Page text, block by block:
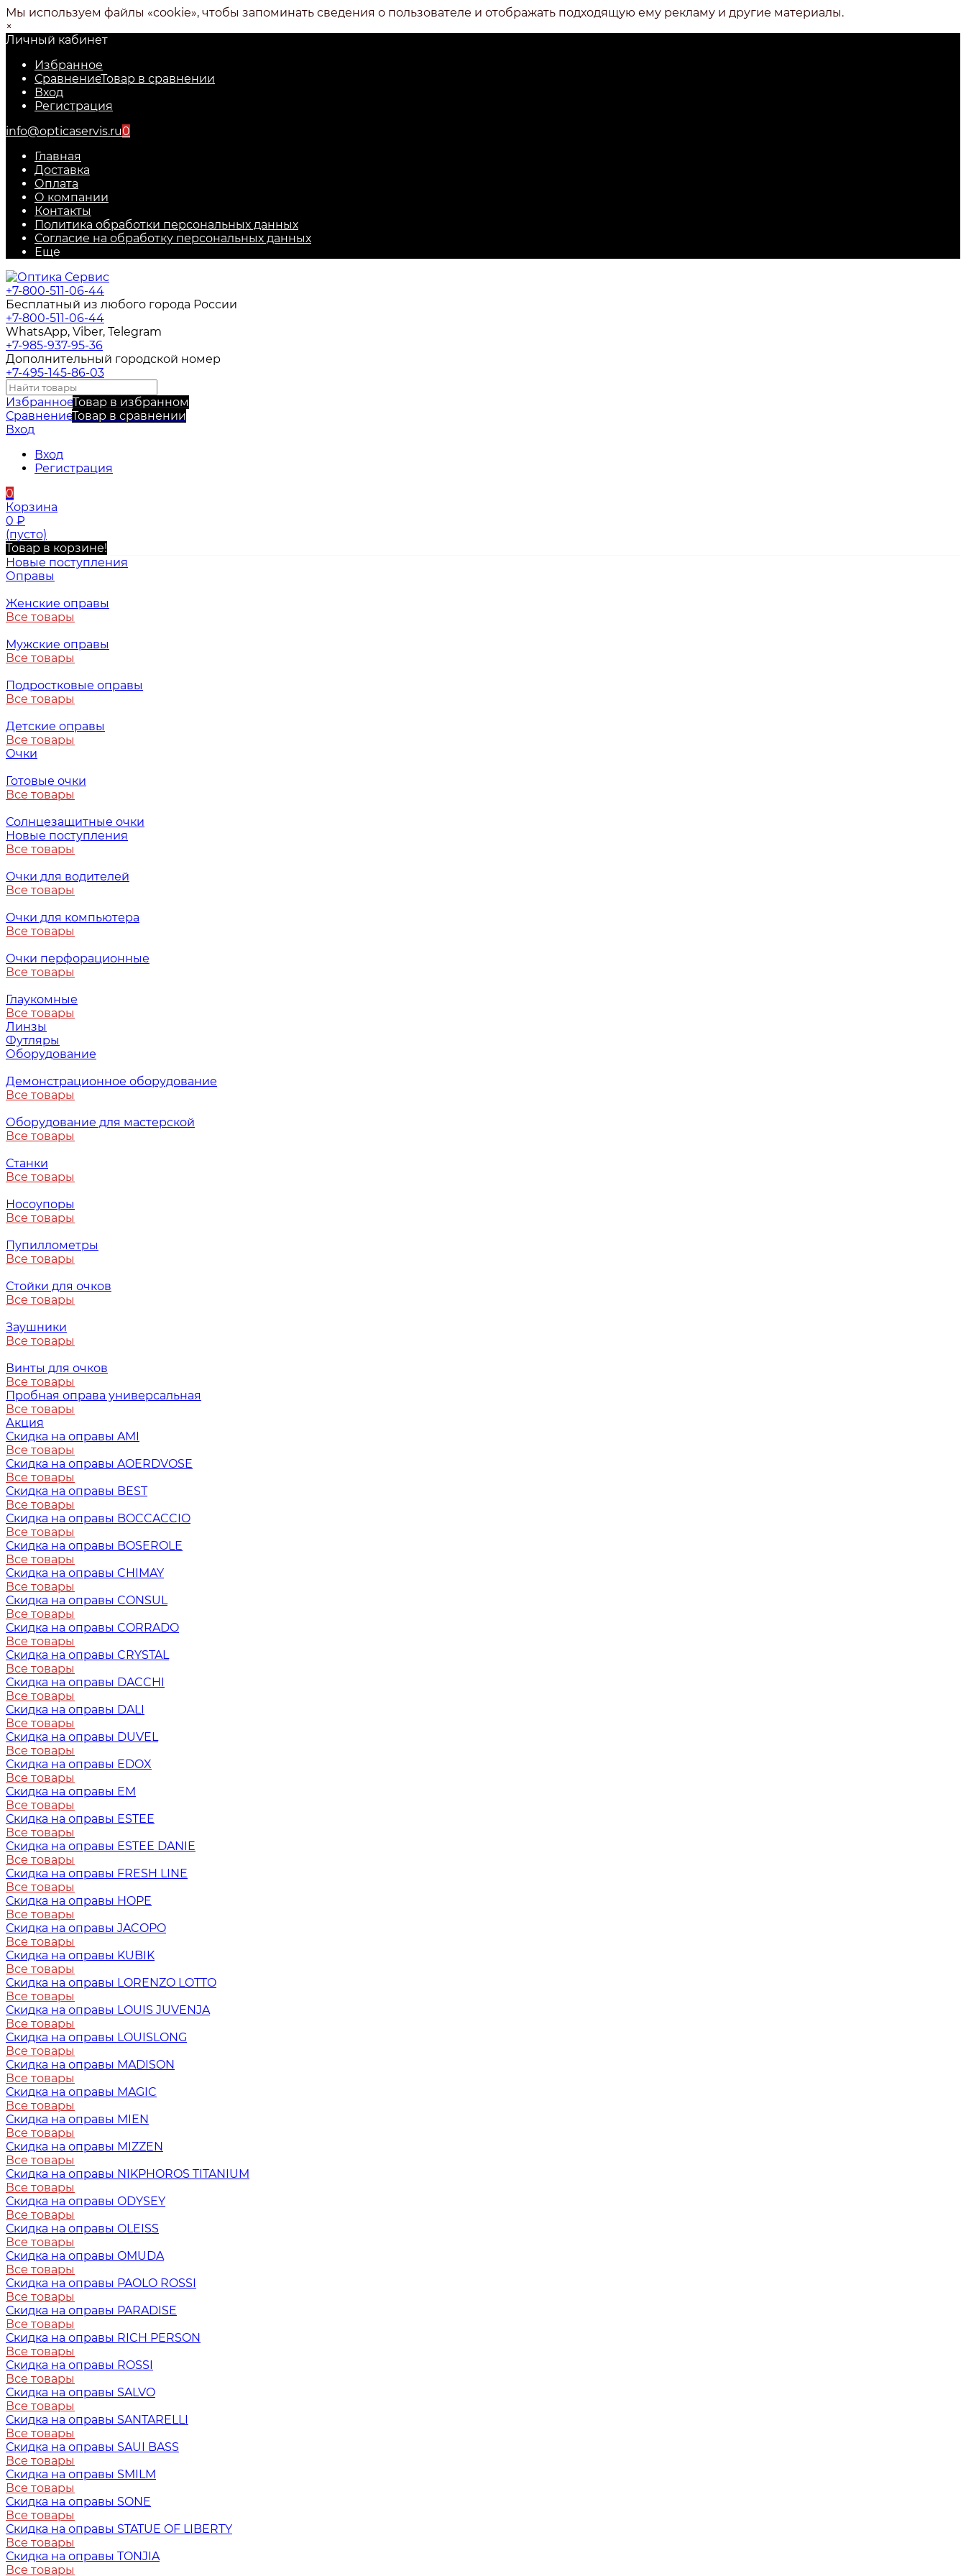
Мы используем файлы «cookie», чтобы запоминать сведения о пользователе и отображать подходящую ему рекламу и другие материалы.
×
Личный кабинет
Избранное
СравнениеТовар в сравнении
Вход
Регистрация
info@opticaservis.ru0
Главная
Доставка
Оплата
О компании
Контакты
Политика обработки персональных данных
Согласие на обработку персональных данных
Еще
+7-800-511-06-44
Бесплатный из любого города России
+7-800-511-06-44
WhatsApp, Viber, Telegram
+7-985-937-95-36
Дополнительный городской номер
+7-495-145-86-03
ИзбранноеТовар в избранном
СравнениеТовар в сравнении
Вход
Вход
Регистрация
0
Корзина
0 ₽
(пусто)
Товар в корзине!
Новые поступления
Оправы
Женские оправы
Все товары
Мужские оправы
Все товары
Подростковые оправы
Все товары
Детские оправы
Все товары
Очки
Готовые очки
Все товары
Солнцезащитные очки
Новые поступления
Все товары
Очки для водителей
Все товары
Очки для компьютера
Все товары
Очки перфорационные
Все товары
Глаукомные
Все товары
Линзы
Футляры
Оборудование
Демонстрационное оборудование
Все товары
Оборудование для мастерской
Все товары
Станки
Все товары
Носоупоры
Все товары
Пупиллометры
Все товары
Стойки для очков
Все товары
Заушники
Все товары
Винты для очков
Все товары
Пробная оправа универсальная
Все товары
Акция
Скидка на оправы AMI
Все товары
Скидка на оправы AOERDVOSE
Все товары
Скидка на оправы BEST
Все товары
Скидка на оправы BOCCACCIO
Все товары
Скидка на оправы BOSEROLE
Все товары
Скидка на оправы CHIMAY
Все товары
Скидка на оправы CONSUL
Все товары
Скидка на оправы CORRADO
Все товары
Скидка на оправы CRYSTAL
Все товары
Скидка на оправы DACCHI
Все товары
Скидка на оправы DALI
Все товары
Скидка на оправы DUVEL
Все товары
Скидка на оправы EDOX
Все товары
Скидка на оправы EM
Все товары
Скидка на оправы ESTEE
Все товары
Скидка на оправы ESTEE DANIE
Все товары
Скидка на оправы FRESH LINE
Все товары
Скидка на оправы HOPE
Все товары
Скидка на оправы JACOPO
Все товары
Скидка на оправы KUBIK
Все товары
Скидка на оправы LORENZO LOTTO
Все товары
Скидка на оправы LOUIS JUVENJA
Все товары
Скидка на оправы LOUISLONG
Все товары
Скидка на оправы MADISON
Все товары
Скидка на оправы MAGIC
Все товары
Скидка на оправы MIEN
Все товары
Скидка на оправы MIZZEN
Все товары
Скидка на оправы NIKPHOROS TITANIUM
Все товары
Скидка на оправы ODYSEY
Все товары
Скидка на оправы OLEISS
Все товары
Скидка на оправы OMUDA
Все товары
Скидка на оправы PAOLO ROSSI
Все товары
Скидка на оправы PARADISE
Все товары
Скидка на оправы RICH PERSON
Все товары
Скидка на оправы ROSSI
Все товары
Скидка на оправы SALVO
Все товары
Скидка на оправы SANTARELLI
Все товары
Скидка на оправы SAUI BASS
Все товары
Скидка на оправы SMILM
Все товары
Скидка на оправы SONE
Все товары
Скидка на оправы STATUE OF LIBERTY
Все товары
Скидка на оправы TONJIA
Все товары